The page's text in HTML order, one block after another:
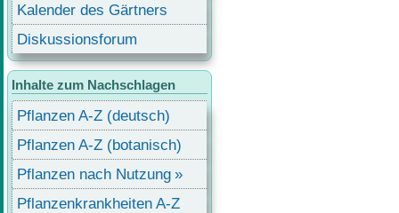
Kalender des Gärtners
Diskussionsforum
Inhalte zum Nachschlagen
Pflanzen A-Z (deutsch)
Pflanzen A-Z (botanisch)
Pflanzen nach Nutzung
Pflanzenkrankheiten A-Z